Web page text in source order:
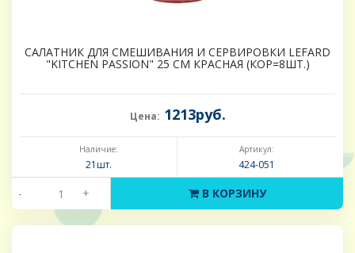
САЛАТНИК ДЛЯ СМЕШИВАНИЯ И СЕРВИРОВКИ LEFARD
"KITCHEN PASSION" 25 СМ КРАСНАЯ (КОР=8ШТ.)
Цена: 1213руб.
Наличие:
21шт.
Артикул:
424-051
- + В КОРЗИНУ